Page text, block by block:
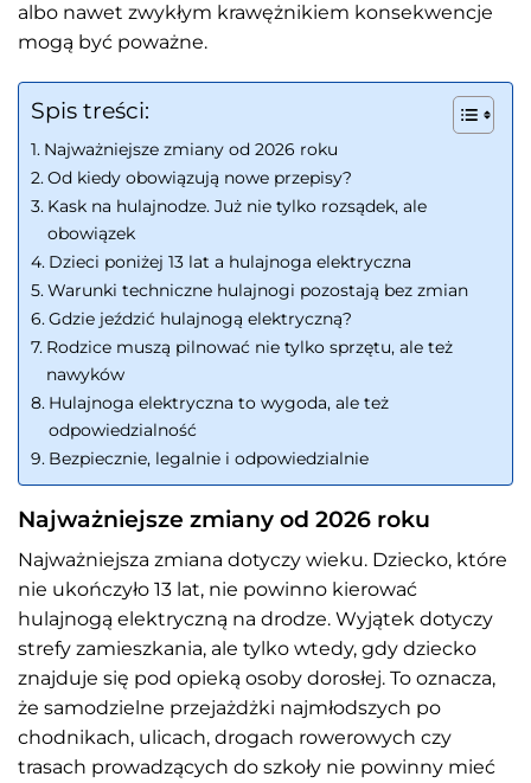
albo nawet zwykłym krawężnikiem konsekwencje
mogą być poważne.
Spis treści:
Najważniejsze zmiany od 2026 roku
Od kiedy obowiązują nowe przepisy?
Kask na hulajnodze. Już nie tylko rozsądek, ale
obowiązek
Dzieci poniżej 13 lat a hulajnoga elektryczna
Warunki techniczne hulajnogi pozostają bez zmian
Gdzie jeździć hulajnogą elektryczną?
Rodzice muszą pilnować nie tylko sprzętu, ale też
nawyków
Hulajnoga elektryczna to wygoda, ale też
odpowiedzialność
Bezpiecznie, legalnie i odpowiedzialnie
Najważniejsze zmiany od 2026 roku
Najważniejsza zmiana dotyczy wieku. Dziecko, które
nie ukończyło 13 lat, nie powinno kierować
hulajnogą elektryczną na drodze. Wyjątek dotyczy
strefy zamieszkania, ale tylko wtedy, gdy dziecko
znajduje się pod opieką osoby dorosłej. To oznacza,
że samodzielne przejażdżki najmłodszych po
chodnikach, ulicach, drogach rowerowych czy
trasach prowadzących do szkoły nie powinny mieć